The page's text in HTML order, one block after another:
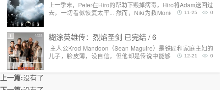
上一季末，Peter在Hiro的帮助下毁掉病毒，Hiro将Adam送回过
去，一切看似恢复太平... 然而，Niki为救Monica消失在爆炸的
0
11-25
糊涂英雄传：烈焰圣剑 已完结 / 6
主人公Krod Mandoon（Sean Maguire）是铁匠和家庭主妇的
儿子，脸皮薄，没自信，但他却是传说中能够「实现宿命」的
0
12-21
上一篇:没有了